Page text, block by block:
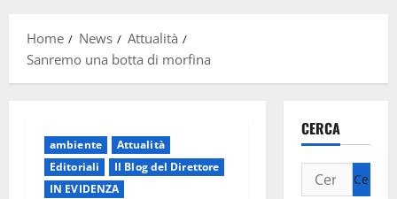
Home News
Attualità
Sanremo una botta di morfina
ambiente
Attualità
Editoriali
Il Blog del Direttore
IN EVIDENZA
CERCA